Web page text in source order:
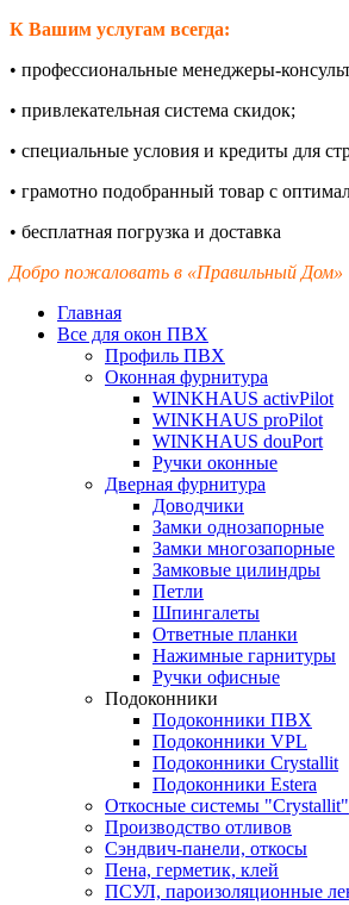
К Вашим услугам всегда:
• профессиональные менеджеры-
• привлекательная система скидок;
• специальные условия и кредиты для
• грамотно подобранный товар с
• бесплатная погрузка и доставка
Добро пожаловать в «Правильный Дом»
Главная
Все для окон ПВХ
Профиль ПВХ
Оконная фурнитура
WINKHAUS activPilot
WINKHAUS proPilot
WINKHAUS douPort
Ручки оконные
Дверная фурнитура
Доводчики
Замки однозапорные
Замки многозапорные
Замковые цилиндры
Петли
Шпингалеты
Ответные планки
Нажимные гарнитуры
Ручки офисные
Подоконники
Подоконники ПВХ
Подоконники VPL
Подоконники Crystallit
Подоконники Estera
Откосные системы "Crystallit"
Производство отливов
Сэндвич-панели, откосы
Пена, герметик, клей
ПСУЛ, пароизоляционные